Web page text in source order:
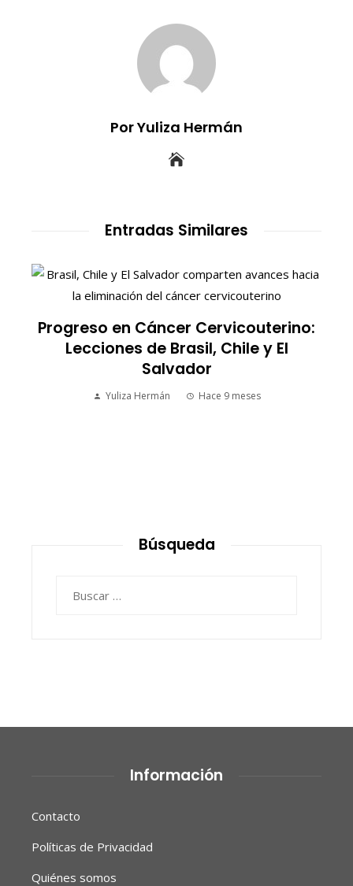
Por Yuliza Hermán
Entradas Similares
Progreso en Cáncer Cervicouterino:
Lecciones de Brasil, Chile y El
Salvador
Yuliza Hermán Hace 9 meses
Búsqueda
Información
Contacto
Políticas de Privacidad
Quiénes somos